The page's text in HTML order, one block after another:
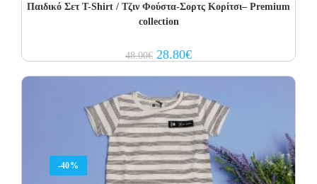
Παιδικό Σετ T-Shirt / Τζιν Φούστα-Σορτς Κορίτσι– Premium
collection
48.00€ Original
price
28.80€Current
price
-40%